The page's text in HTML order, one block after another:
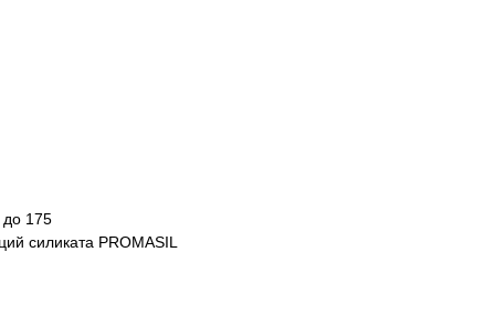
175
силиката PROMASIL